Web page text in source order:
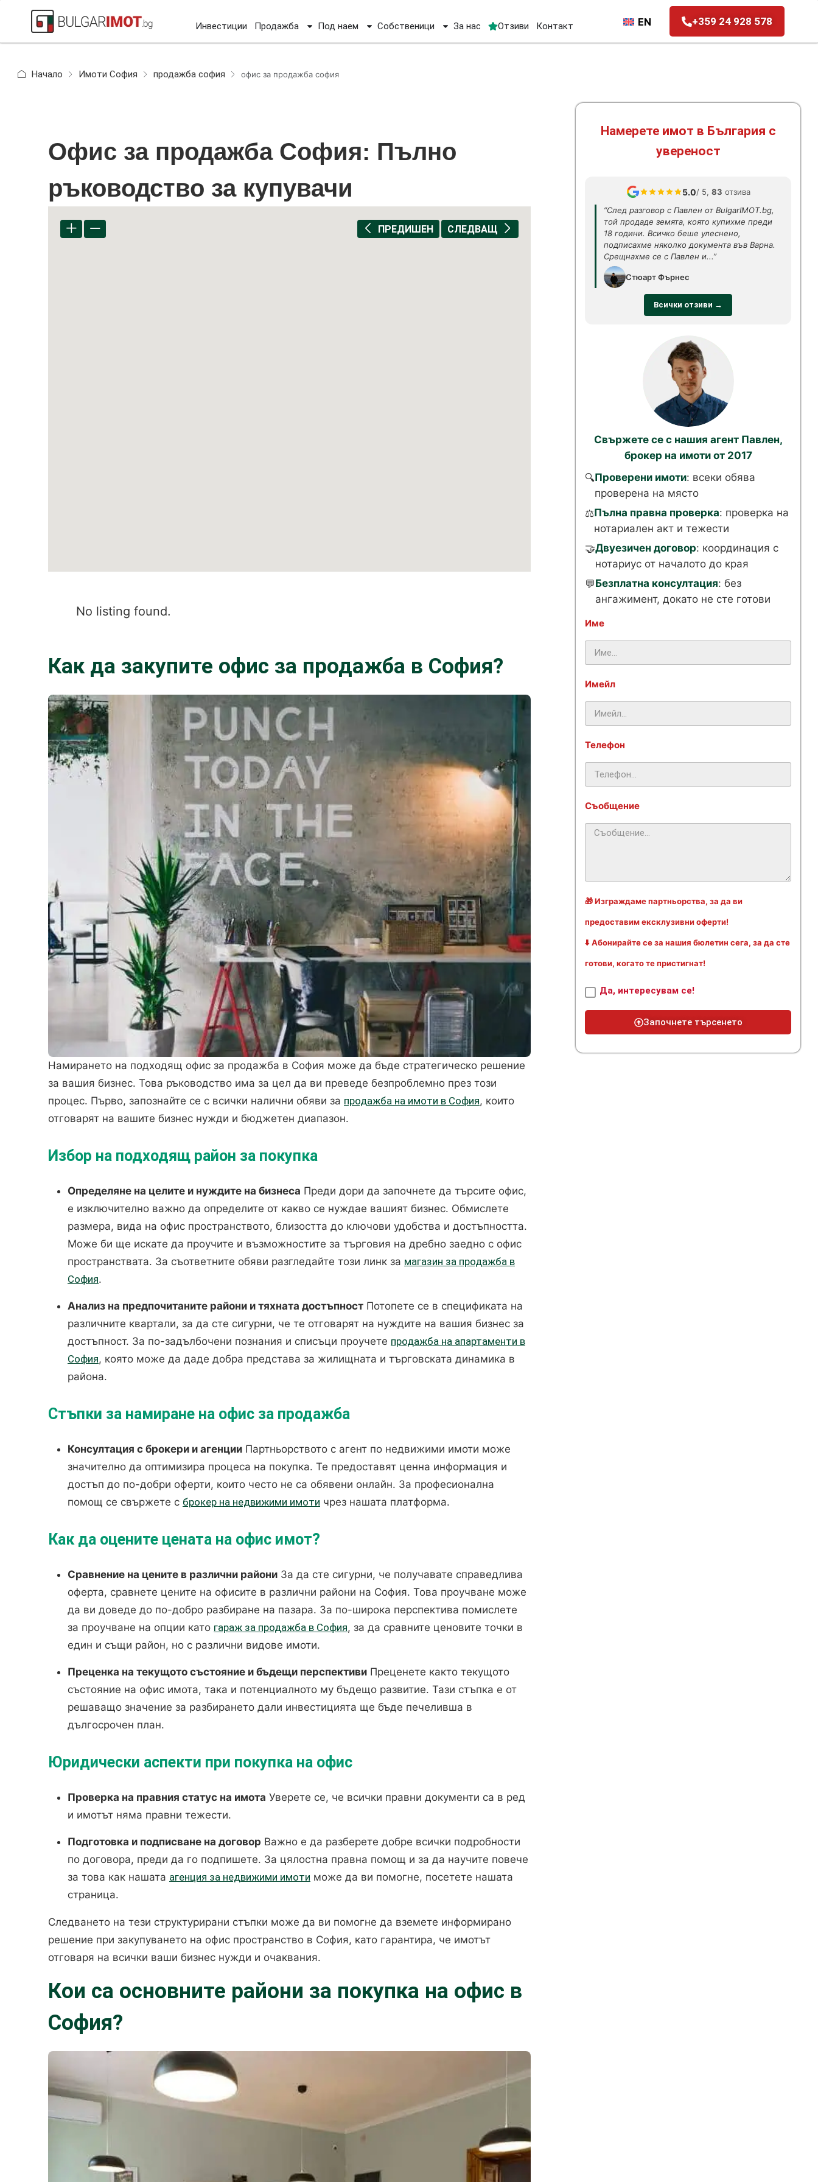
+359 24 928 578
EN
Инвестиции Продажба Под наем Собственици За нас Отзиви Контакт
Начало Имоти София продажба софия офис за продажба софия
Офис за продажба София: Пълно
ръководство за купувачи
ПРЕДИШЕН СЛЕДВАЩ
No listing found.
Как да закупите офис за продажба в София?
Намирането на подходящ офис за продажба в София може да бъде стратегическо решение
за вашия бизнес. Това ръководство има за цел да ви преведе безпроблемно през този
процес. Първо, запознайте се с всички налични обяви за продажба на имоти в София, които
отговарят на вашите бизнес нужди и бюджетен диапазон.
Избор на подходящ район за покупка
Определяне на целите и нуждите на бизнеса Преди дори да започнете да търсите офис,
е изключително важно да определите от какво се нуждае вашият бизнес. Обмислете
размера, вида на офис пространството, близостта до ключови удобства и достъпността.
Може би ще искате да проучите и възможностите за търговия на дребно заедно с офис
пространствата. За съответните обяви разгледайте този линк за магазин за продажба в
София.
Анализ на предпочитаните райони и тяхната достъпност Потопете се в спецификата на
различните квартали, за да сте сигурни, че те отговарят на нуждите на вашия бизнес за
достъпност. За по-задълбочени познания и списъци проучете продажба на апартаменти в
София, която може да даде добра представа за жилищната и търговската динамика в
района.
Стъпки за намиране на офис за продажба
Консултация с брокери и агенции Партньорството с агент по недвижими имоти може
значително да оптимизира процеса на покупка. Те предоставят ценна информация и
достъп до по-добри оферти, които често не са обявени онлайн. За професионална
помощ се свържете с брокер на недвижими имоти чрез нашата платформа.
Как да оцените цената на офис имот?
Сравнение на цените в различни райони За да сте сигурни, че получавате справедлива
оферта, сравнете цените на офисите в различни райони на София. Това проучване може
да ви доведе до по-добро разбиране на пазара. За по-широка перспектива помислете
за проучване на опции като гараж за продажба в София, за да сравните ценовите точки в
един и същи район, но с различни видове имоти.
Преценка на текущото състояние и бъдещи перспективи Преценете както текущото
състояние на офис имота, така и потенциалното му бъдещо развитие. Тази стъпка е от
решаващо значение за разбирането дали инвестицията ще бъде печеливша в
дългосрочен план.
Юридически аспекти при покупка на офис
Проверка на правния статус на имота Уверете се, че всички правни документи са в ред
и имотът няма правни тежести.
Подготовка и подписване на договор Важно е да разберете добре всички подробности
по договора, преди да го подпишете. За цялостна правна помощ и за да научите повече
за това как нашата агенция за недвижими имоти може да ви помогне, посетете нашата
страница.
Следването на тези структурирани стъпки може да ви помогне да вземете информирано
решение при закупуването на офис пространство в София, като гарантира, че имотът
отговаря на всички ваши бизнес нужди и очаквания.
Кои са основните райони за покупка на офис в
София?
Намерете имот в България с
увереност
5.0/ 5, 83 отзива
“След разговор с Павлен от BulgarIMOT.bg,
той продаде земята, която купихме преди
18 години. Всичко беше улеснено,
подписахме няколко документа във Варна.
Срещнахме се с Павлен и...”
Стюарт Фърнес
Всички отзиви →
Свържете се с нашия агент Павлен,
брокер на имоти от 2017
🔍Проверени имоти: всеки обява
проверена на място
⚖️Пълна правна проверка: проверка на
нотариален акт и тежести
🤝Двуезичен договор: координация с
нотариус от началото до края
💬Безплатна консултация: без
ангажимент, докато не сте готови
Име
Имейл
Телефон
Съобщение
🎁 Изграждаме партньорства, за да ви
предоставим ексклузивни оферти!
⬇️ Абонирайте се за нашия бюлетин сега, за да сте
готови, когато те пристигнат!
Да, интересувам се!
Започнете търсенето